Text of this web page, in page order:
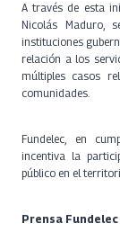
A través de esta
Nicolás Maduro,
instituciones
relación a los
múltiples casos
comunidades.
Fundelec, en
incentiva la
público en el
Prensa Fundelec